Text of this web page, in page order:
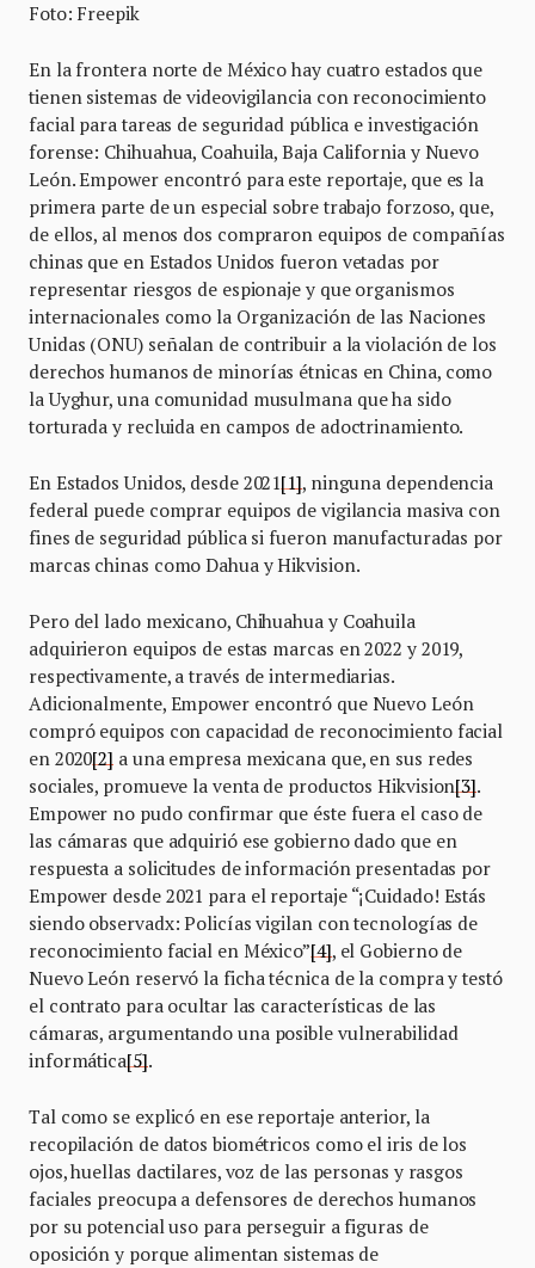
Foto: Freepik
En la frontera norte de México hay cuatro estados que
tienen sistemas de videovigilancia con reconocimiento
facial para tareas de seguridad pública e investigación
forense: Chihuahua, Coahuila, Baja California y Nuevo
León. Empower encontró para este reportaje, que es la
primera parte de un especial sobre trabajo forzoso, que,
de ellos, al menos dos compraron equipos de compañías
chinas que en Estados Unidos fueron vetadas por
representar riesgos de espionaje y que organismos
internacionales como la Organización de las Naciones
Unidas (ONU) señalan de contribuir a la violación de los
derechos humanos de minorías étnicas en China, como
la Uyghur, una comunidad musulmana que ha sido
torturada y recluida en campos de adoctrinamiento.
En Estados Unidos, desde 2021[1], ninguna dependencia
federal puede comprar equipos de vigilancia masiva con
fines de seguridad pública si fueron manufacturadas por
marcas chinas como Dahua y Hikvision.
Pero del lado mexicano, Chihuahua y Coahuila
adquirieron equipos de estas marcas en 2022 y 2019,
respectivamente, a través de intermediarias.
Adicionalmente, Empower encontró que Nuevo León
compró equipos con capacidad de reconocimiento facial
en 2020[2] a una empresa mexicana que, en sus redes
sociales, promueve la venta de productos Hikvision[3].
Empower no pudo confirmar que éste fuera el caso de
las cámaras que adquirió ese gobierno dado que en
respuesta a solicitudes de información presentadas por
Empower desde 2021 para el reportaje “¡Cuidado! Estás
siendo observadx: Policías vigilan con tecnologías de
reconocimiento facial en México”[4], el Gobierno de
Nuevo León reservó la ficha técnica de la compra y testó
el contrato para ocultar las características de las
cámaras, argumentando una posible vulnerabilidad
informática[5].
Tal como se explicó en ese reportaje anterior, la
recopilación de datos biométricos como el iris de los
ojos, huellas dactilares, voz de las personas y rasgos
faciales preocupa a defensores de derechos humanos
por su potencial uso para perseguir a figuras de
oposición y porque alimentan sistemas de